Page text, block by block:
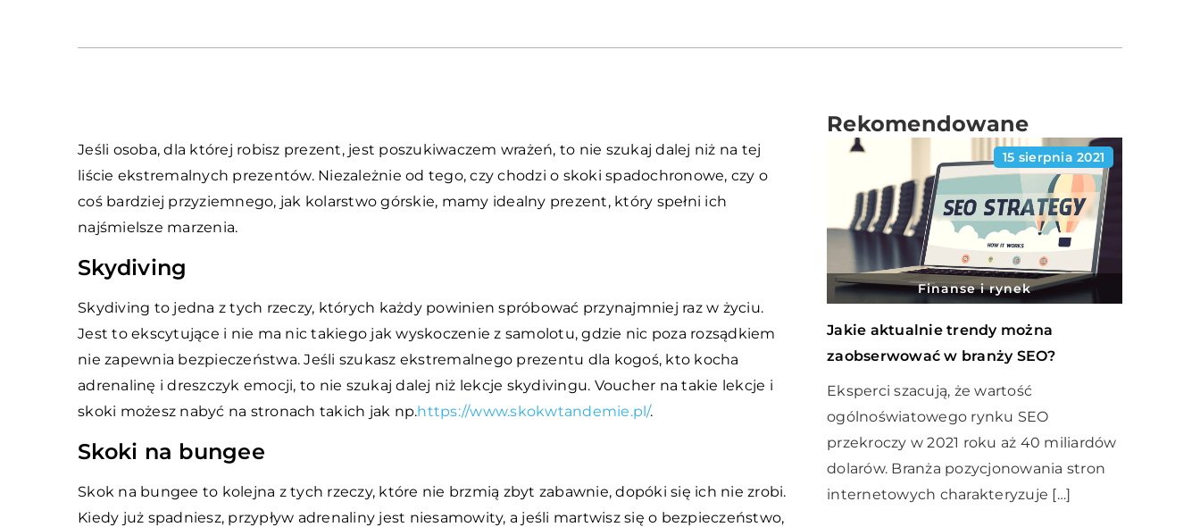
Jeśli osoba, dla której robisz prezent, jest poszukiwaczem wrażeń, to nie szukaj dalej niż na tej
liście ekstremalnych prezentów. Niezależnie od tego, czy chodzi o skoki spadochronowe, czy o
coś bardziej przyziemnego, jak kolarstwo górskie, mamy idealny prezent, który spełni ich
najśmielsze marzenia.
Skydiving
Skydiving to jedna z tych rzeczy, których każdy powinien spróbować przynajmniej raz w życiu.
Jest to ekscytujące i nie ma nic takiego jak wyskoczenie z samolotu, gdzie nic poza rozsądkiem
nie zapewnia bezpieczeństwa. Jeśli szukasz ekstremalnego prezentu dla kogoś, kto kocha
adrenalinę i dreszczyk emocji, to nie szukaj dalej niż lekcje skydivingu. Voucher na takie lekcje i
skoki możesz nabyć na stronach takich jak np.https://www.skokwtandemie.pl/.
Skoki na bungee
Skok na bungee to kolejna z tych rzeczy, które nie brzmią zbyt zabawnie, dopóki się ich nie zrobi.
Kiedy już spadniesz, przypływ adrenaliny jest niesamowity, a jeśli martwisz się o bezpieczeństwo,
Rekomendowane
15 sierpnia 2021
Finanse i rynek
Jakie aktualnie trendy można
zaobserwować w branży SEO?
Eksperci szacują, że wartość
ogólnoświatowego rynku SEO
przekroczy w 2021 roku aż 40 miliardów
dolarów. Branża pozycjonowania stron
internetowych charakteryzuje […]